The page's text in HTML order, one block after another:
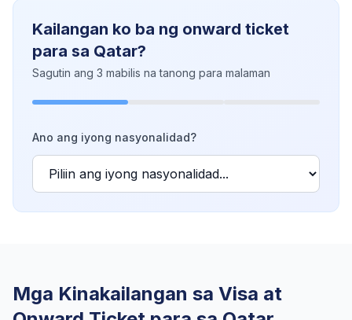
Kailangan ko ba ng onward ticket
para sa Qatar?
Sagutin ang 3 mabilis na tanong para malaman
Ano ang iyong nasyonalidad?
Mga Kinakailangan sa Visa at